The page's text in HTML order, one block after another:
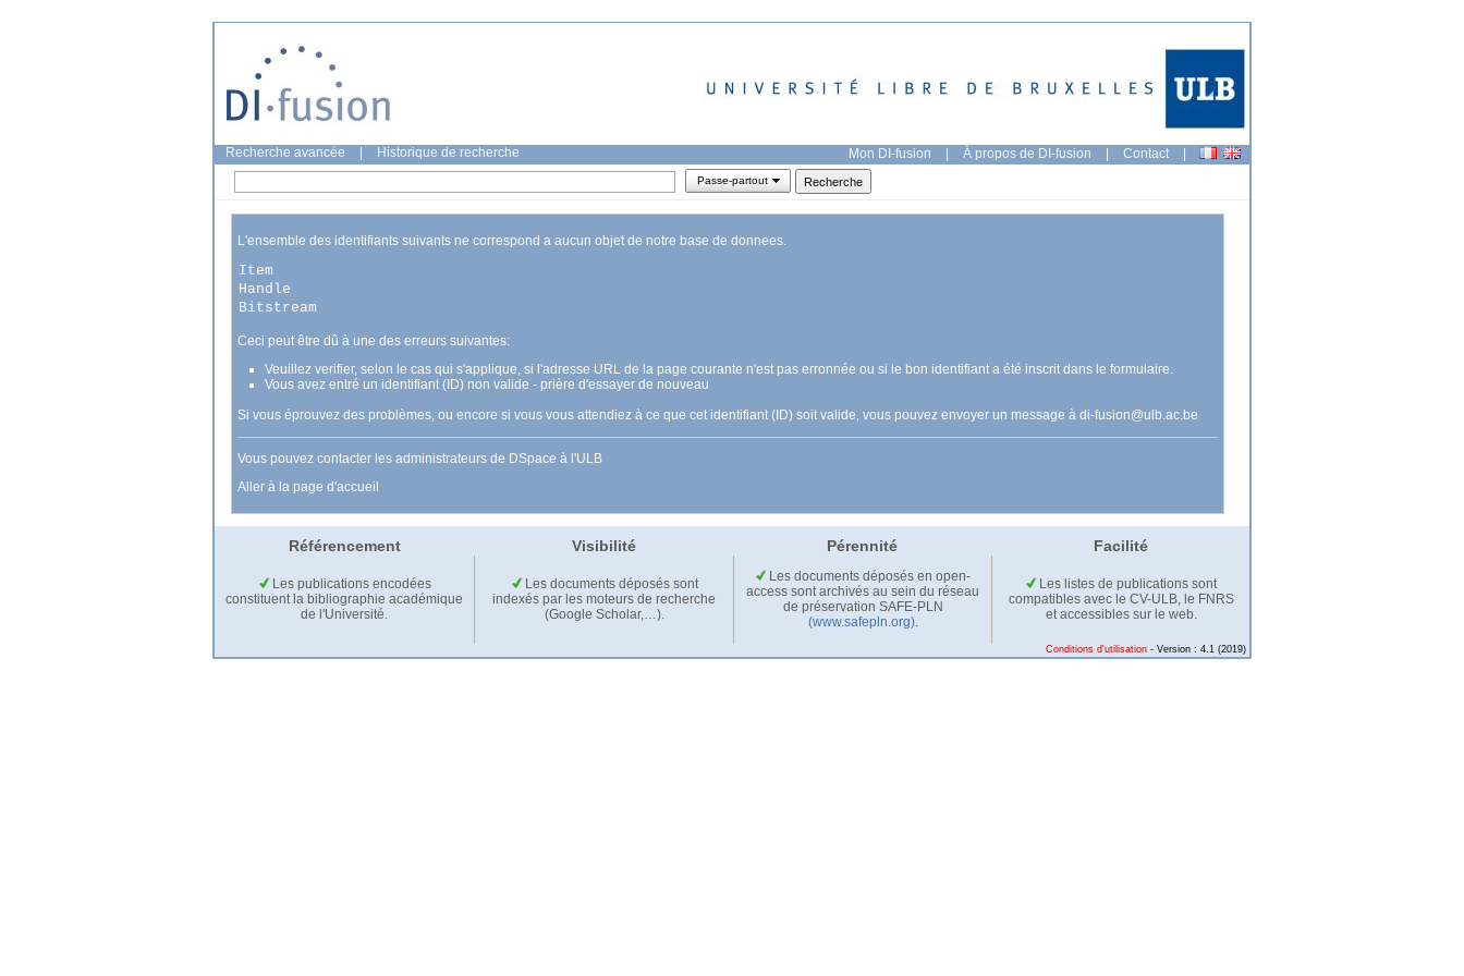
Recherche avancée Historique de recherche Mon DI-fusion | À propos de DI-fusion | Contact |
Passe-partout
L'ensemble des identifiants suivants ne correspond a aucun objet de notre base de donnees.
Item
Handle
Bitstream
Ceci peut être dû à une des erreurs suivantes:
Veuillez verifier, selon le cas qui s'applique, si l'adresse URL de la page courante n'est pas erronnée ou si le bon identifiant a été inscrit dans le formulaire.
Vous avez entré un identifiant (ID) non valide - prière d'essayer de nouveau
Si vous éprouvez des problèmes, ou encore si vous vous attendiez à ce que cet identifiant (ID) soit valide, vous pouvez envoyer un message à di-fusion@ulb.ac.be
Vous pouvez contacter les administrateurs de DSpace à l'ULB
Aller à la page d'accueil
Référencement Visibilité Pérennité Facilité
Les publications encodées
constituent la bibliographie académique
de l'Université.
Les documents déposés sont
indexés par les moteurs de recherche
(Google Scholar,…).
Les documents déposés en open-
access sont archivés au sein du réseau
de préservation SAFE-PLN
(www.safepln.org).
Les listes de publications sont
compatibles avec le CV-ULB, le FNRS
et accessibles sur le web.
Conditions d'utilisation - Version : 4.1 (2019)